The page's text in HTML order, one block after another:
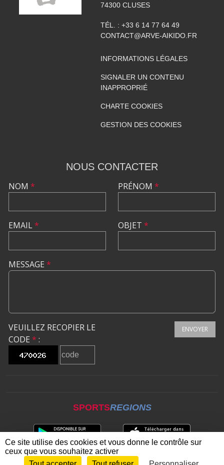
74300 CLUSES
TÉL. : +33 6 14 77 64 49
CONTACT@ARVE-AIKIDO.FR
INFORMATIONS LÉGALES
SIGNALER UN CONTENU
INAPPROPRIÉ
CHARTE COOKIES
GESTION DES COOKIES
NOUS CONTACTER
NOM *
EMAIL*
PRÉNOM *
OBJET *
MESSAGE *
VEUILLEZ RECOPIER LE
CODE * :
ENVOYER
SPORTSREGIONS
Ce site utilise des cookies et vous donne le contrôle sur
ceux que vous souhaitez activer